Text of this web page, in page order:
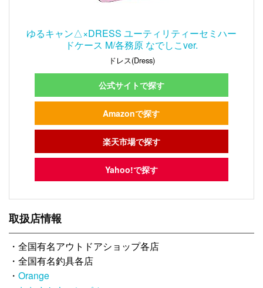
ゆるキャン△×DRESS ユーティリティーセミハー
ドケース M/各務原 なでしこver.
ドレス(Dress)
公式サイトで探す
Amazonで探す
楽天市場で探す
Yahoo!で探す
取扱店情報
・全国有名アウトドアショップ各店
・全国有名釣具各店
・ Orange